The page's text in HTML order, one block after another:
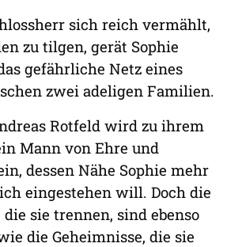
sich reich vermählt,
zu tilgen, gerät Sophie
gefährliche Netz eines
zwei adeligen Familien.
Rotfeld wird zu ihrem
Mann von Ehre und
dessen Nähe Sophie mehr
eingestehen will. Doch die
die sie trennen, sind ebenso
die Geheimnisse, die sie